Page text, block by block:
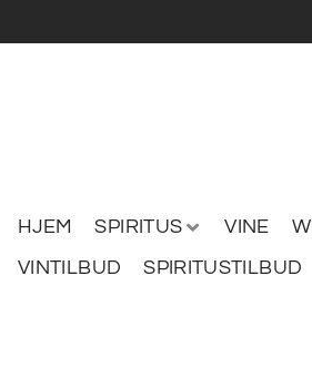
HJEM SPIRITUS VINE
VINTILBUD
SPIRITUSTILBUD